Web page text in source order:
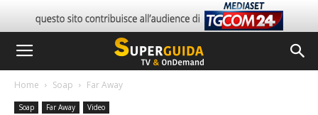
Home Soap Far Away
Soap Far Away Video